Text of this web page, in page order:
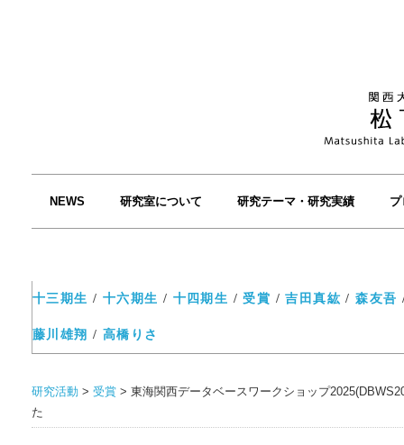
NEWS 研究室について 研究テーマ・研究実績
十三期生 / 十六期生 / 十四期生 /受賞 /吉田真紘 /森友吾
藤川雄翔 / 高橋りさ
研究活動 > 受賞 > 東海関西データベースワークショップ
た